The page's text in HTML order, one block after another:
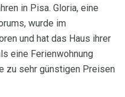
in Pisa. Gloria, eine
wurde im
und hat das Haus ihrer
eine Ferienwohnung
zu sehr günstigen Preisen